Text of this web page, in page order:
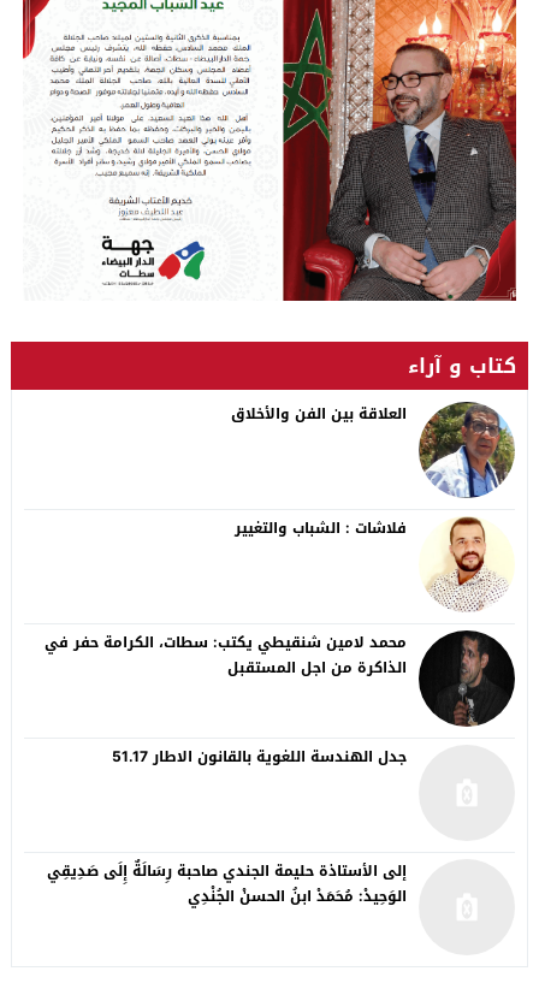
كتاب و آراء
العلاقة بين الفن والأخلاق
فلاشات : الشباب والتغيير
محمد لامين شنقيطي يكتب: سطات، الكرامة حفر في
الذاكرة من اجل المستقبل
جدل الهندسة اللغوية بالقانون الاطار 51.17
إلى الأستاذة حليمة الجندي صاحبة رِسَالَةٌ إِلَى صَدِيقِي
الوَحِيدْ: مُحَمَدْ ابنُ الحسنْ الجُنْدِي